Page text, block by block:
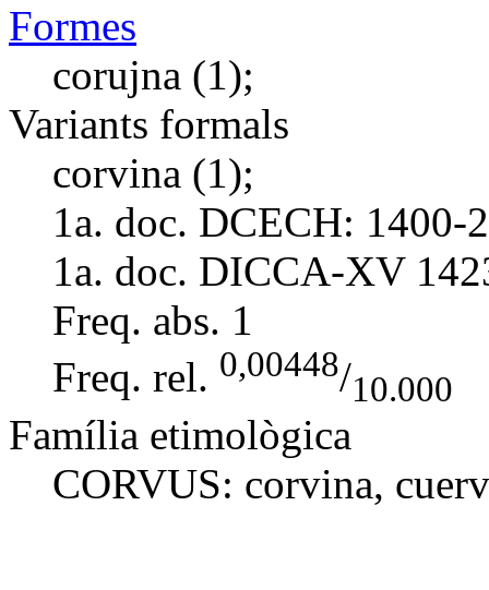
Formes
corujna (1);
Variants formals
corvina (1);
1a. doc. DCECH: 1400-
1a. doc. DICCA-XV
Freq. abs. 1
Freq. rel. 0,00448/10.000
Família etimològica
CORVUS: corvina,